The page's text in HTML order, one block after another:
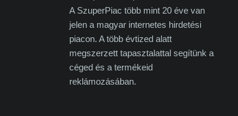
A SzuperPiac több mint 20 éve van
jelen a magyar internetes hirdetési
piacon. A több évtized alatt
megszerzett tapasztalattal segítünk a
céged és a termékeid
reklámozásában.